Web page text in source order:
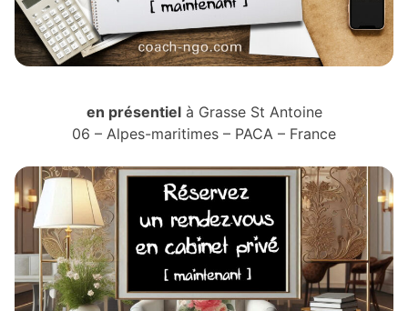
en présentielà Grasse St Antoine
06 – Alpes-maritimes – PACA – France